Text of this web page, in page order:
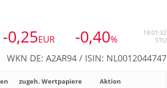
-0,25EUR -0,40%
18:01:32
STU
WKN DE: A2AR94 / ISIN: NL0012044747
zugeh. Wertpapiere
Aktion